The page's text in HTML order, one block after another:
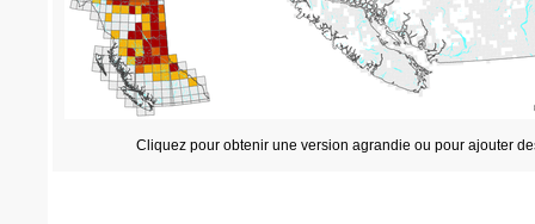
Cliquez pour obtenir une version agrandie ou pour ajouter